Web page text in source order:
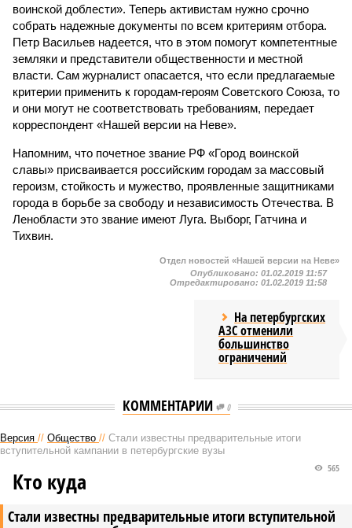
воинской доблести». Теперь активистам нужно срочно
собрать надежные документы по всем критериям отбора.
Петр Васильев надеется, что в этом помогут компетентные
земляки и представители общественности и местной
власти. Сам журналист опасается, что если предлагаемые
критерии применить к городам-героям Советского Союза, то
и они могут не соответствовать требованиям, передает
корреспондент «Нашей версии на Неве».
Напомним, что почетное звание РФ «Город воинской
славы» присваивается российским городам за массовый
героизм, стойкость и мужество, проявленные защитниками
города в борьбе за свободу и независимость Отечества. В
Ленобласти это звание имеют Луга. Выборг, Гатчина и
Тихвин.
Отдел новостей «Нашей версии на Неве»
Опубликовано: 01.02.2019 11:57
Отредактировано: 01.02.2019 11:58
На петербургских
АЗС отменили
большинство
ограничений
КОММЕНТАРИИ 0
Версия // Общество // Стали известны предварительные итоги
вступительной кампании в петербургские вузы
Стали известны предварительные итоги вступительной
565
Кто куда